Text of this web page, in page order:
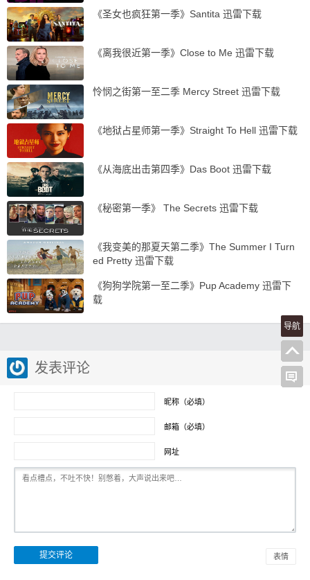
《圣女也疯狂第一季》Santita 迅雷下载
《离我很近第一季》Close to Me 迅雷下载
怜悯之街第一至二季 Mercy Street 迅雷下载
《地狱占星师第一季》Straight To Hell 迅雷下载
《从海底出击第四季》Das Boot 迅雷下载
《秘密第一季》 The Secrets 迅雷下载
《我变美的那夏天第二季》The Summer I Turn
ed Pretty 迅雷下载
《狗狗学院第一至二季》Pup Academy 迅雷下
载
发表评论
昵称（必填）
邮箱（必填）
网址
表情
导航